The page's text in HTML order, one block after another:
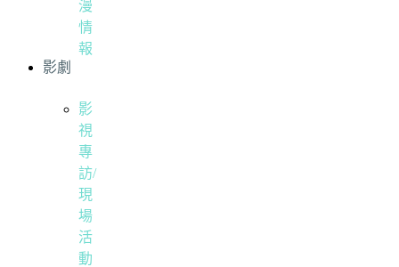
漫
情
報
影劇
影
視
專
訪/
現
場
活
動